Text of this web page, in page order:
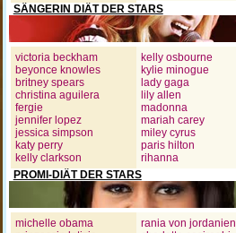
SÄNGERIN DIÄT DER STARS
victoria beckham
beyonce knowles
britney spears
christina aguilera
fergie
jennifer lopez
jessica simpson
katy perry
kelly clarkson
kelly osbourne
kylie minogue
lady gaga
lily allen
madonna
mariah carey
miley cyrus
paris hilton
rihanna
PROMI-DIÄT DER STARS
michelle obama
rania von jordanien